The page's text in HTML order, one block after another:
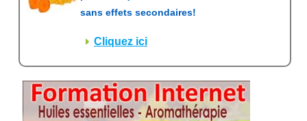
sans effets secondaires!
Cliquez ici